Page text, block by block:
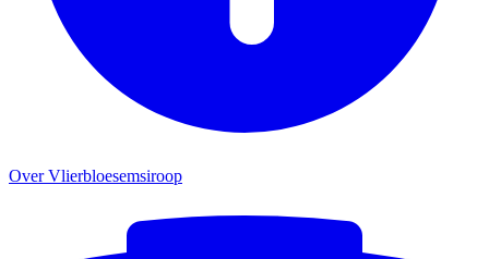
Over Vlierbloesemsiroop